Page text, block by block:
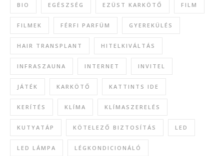
BIO EGÉSZSÉG EZÜST KARKÖTŐ FILM
FILMEK FÉRFI PARFÜM GYEREKÜLÉS
HAIR TRANSPLANT HITELKIVÁLTÁS
INFRASZAUNA INTERNET INVITEL
JÁTÉK KARKÖTŐ KATTINTS IDE
KERÍTÉS KLÍMA KLÍMASZERELÉS
KUTYATÁP KÖTELEZŐ BIZTOSÍTÁS LED
LED LÁMPA LÉGKONDICIONÁLÓ